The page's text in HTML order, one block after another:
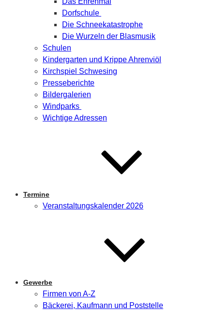
Dorfschule
Die Schneekatastrophe
Die Wurzeln der Blasmusik
Schulen
Kindergarten und Krippe Ahrenviöl
Kirchspiel Schwesing
Presseberichte
Bildergalerien
Windparks
Wichtige Adressen
Termine
Veranstaltungskalender 2026
Gewerbe
Firmen von A-Z
Bäckerei, Kaufmann und Poststelle